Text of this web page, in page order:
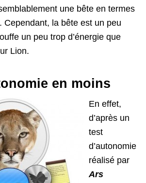
une bête en termes
Cependant, la bête est un peu
un peu trop d’énergie que
Lion.
en moins
En effet,
d’après un
test
d’autonomie
réalisé par
Ars